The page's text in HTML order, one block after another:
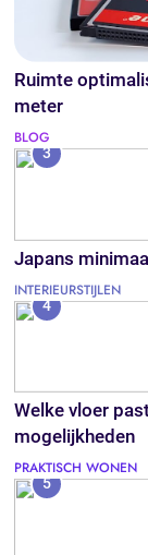
Ruimte
meter
BLOG
3
Japans
INTERIEURSTIJLEN
4
Welke vloer
mogelijkheden
PRAKTISCH WONEN
5